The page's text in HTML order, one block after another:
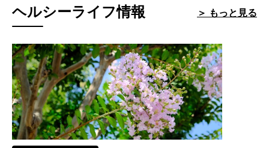
ヘルシーライフ情報 ＞ もっと見る